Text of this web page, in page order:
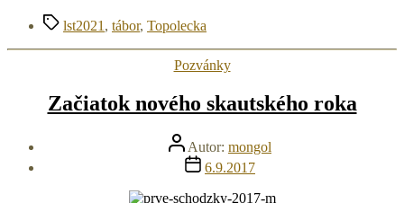
Značky
lst2021 , tábor, Topolecka
Kategórie
Pozvánky
Začiatok nového skautského roka
Autor
článku
Autor: mongol
Dátum
článku
6.9.2017